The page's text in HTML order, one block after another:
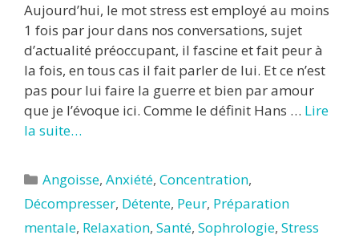
Aujourd’hui, le mot stress est employé au moins
1 fois par jour dans nos conversations, sujet
d’actualité préoccupant, il fascine et fait peur à
la fois, en tous cas il fait parler de lui. Et ce n’est
pas pour lui faire la guerre et bien par amour
que je l’évoque ici. Comme le définit Hans … Lire
la suite…
Catégories
Angoisse,Anxiété,Concentration,
Décompresser, Détente, Peur, Préparation
mentale, Relaxation, Santé, Sophrologie, Stress